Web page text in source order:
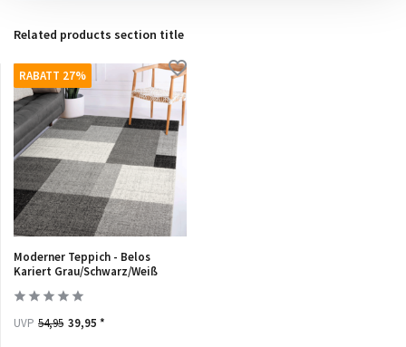
Related products section title
RABATT 27%
Moderner Teppich - Belos
Kariert Grau/Schwarz/Weiß
UVP 54,95 39,95 *